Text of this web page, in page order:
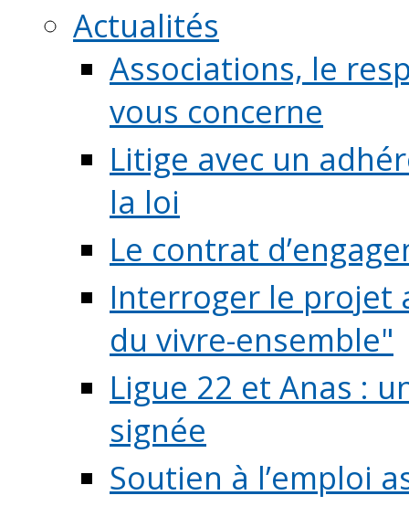
Actualités
Associations, le
vous concerne
Litige avec un
la loi
Le contrat
Interroger le projet
du vivre-ensemble"
Ligue 22 et Anas :
signée
Soutien à l’emploi